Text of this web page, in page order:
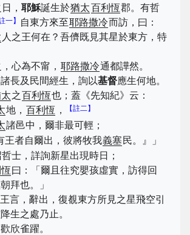
，耶穌誕生於猶太百利恆郡。有哲
一】 自東方來至耶路撒冷而訪，曰：
人之王何在？吾儕既見其星於東方，特
心為不甯， 耶路撒冷通都譁然。
長及民間經生，詢以基督應生何地。
之百利恆也；蓋《先知紀》云：
地， 百利恆 ， 【註二】
諸邑中，爾非最可輕；
者自爾出，彼將牧我義塞 民。』」
士，詳詢新星出現時日；
曰：「爾且往究嬰孩虛實，訪得回
拜也。」
王言，辭出，復覩東方所見之星飛空引
生之處乃止。
欣雀躍。